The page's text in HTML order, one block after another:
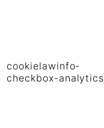
cookielawinfo-
checkbox-analytics